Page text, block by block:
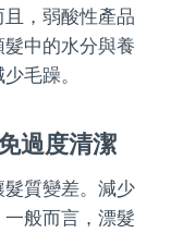
，弱酸性產品
中的水分與養
毛躁。
過度清潔
質變差。減少
般而言，漂髮